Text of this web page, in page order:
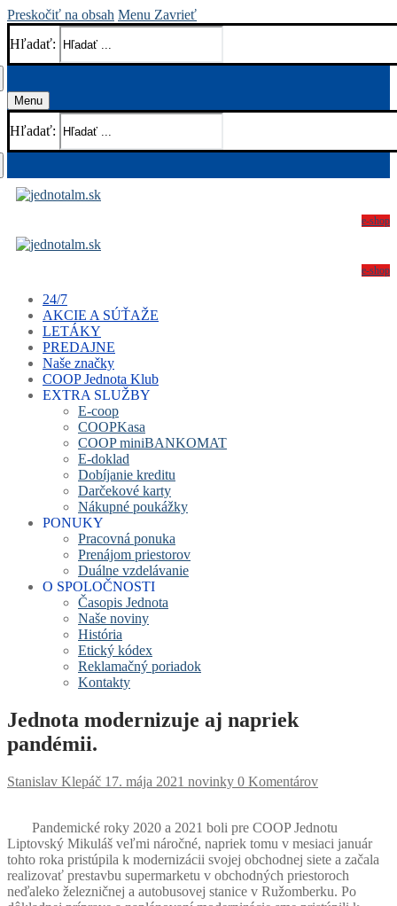
Preskočiť na obsah Menu Zavrieť
Hľadať:
Menu
Hľadať:
e-shop
e-shop
24/7
AKCIE A SÚŤAŽE
LETÁKY
PREDAJNE
Naše značky
COOP Jednota Klub
EXTRA SLUŽBY
E-coop
COOPKasa
COOP miniBANKOMAT
E-doklad
Dobíjanie kreditu
Darčekové karty
Nákupné poukážky
PONUKY
Pracovná ponuka
Prenájom priestorov
Duálne vzdelávanie
O SPOLOČNOSTI
Časopis Jednota
Naše noviny
História
Etický kódex
Reklamačný poriadok
Kontakty
Jednota modernizuje aj napriek
pandémii.
Stanislav Klepáč 17. mája 2021 novinky 0 Komentárov
Pandemické roky 2020 a 2021 boli pre COOP Jednotu
Liptovský Mikuláš veľmi náročné, napriek tomu v mesiaci január
tohto roka pristúpila k modernizácii svojej obchodnej siete a začala
realizovať prestavbu supermarketu v obchodných priestoroch
neďaleko železničnej a autobusovej stanice v Ružomberku. Po